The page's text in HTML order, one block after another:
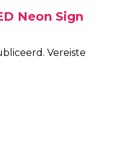
Neon Sign
Vereiste